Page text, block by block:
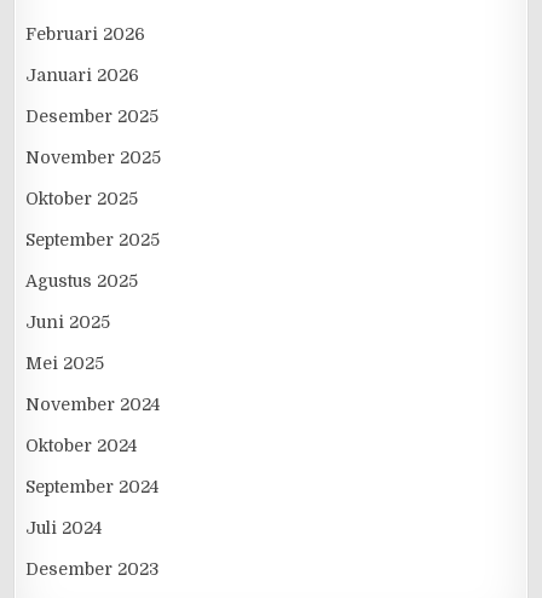
Februari 2026
Januari 2026
Desember 2025
November 2025
Oktober 2025
September 2025
Agustus 2025
Juni 2025
Mei 2025
November 2024
Oktober 2024
September 2024
Juli 2024
Desember 2023